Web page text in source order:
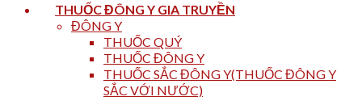
THUỐC ĐÔNG Y GIA TRUYỀN
ĐÔNG Y
THUỐC QUÝ
THUỐC ĐÔNG Y
THUỐC SẮC ĐÔNG Y(THUỐC ĐÔNG Y
SẮC VỚI NƯỚC)